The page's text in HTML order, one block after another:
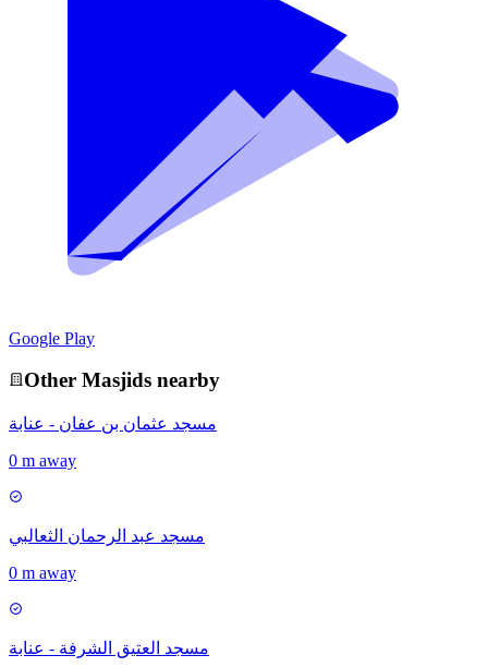
Google Play
Other Masjids nearby
مسجد عثمان بن عفان - عنابة
0 m away
مسجد عبد الرحمان الثعالبي
0 m away
مسجد العتيق الشرفة - عنابة